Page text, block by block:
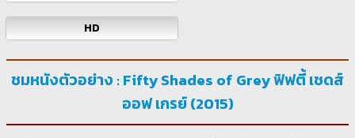
HD
ชมหนังตัวอย่าง : Fifty Shades of Grey ฟิฟตี้ เชดส์
ออฟ เกรย์ (2015)